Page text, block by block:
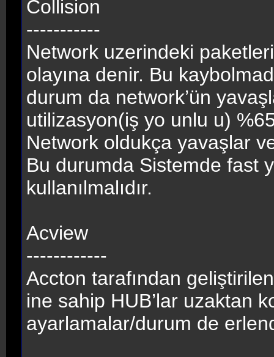
Collision
-----------
Network uzerindeki
olayına denir. Bu
durum da network’ün
utilizasyon(iş yo unlu u)
Network oldukça yavaşlar ve
Bu durumda Sistemde fast
kullanılmalıdır.
Acview
------------
Accton tarafından
ine sahip HUB’lar uzaktan
ayarlamalar/durum de